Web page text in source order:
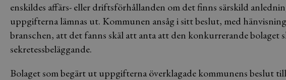
enskildes affärs- eller driftsförhållanden om det finns särskild
uppgifterna lämnas ut. Kommunen ansåg i sitt beslut, med
branschen, att det fanns skäl att anta att den konkurrerande bolaget
sekretessbeläggande.
Bolaget som begärt ut uppgifterna överklagade kommunens beslut